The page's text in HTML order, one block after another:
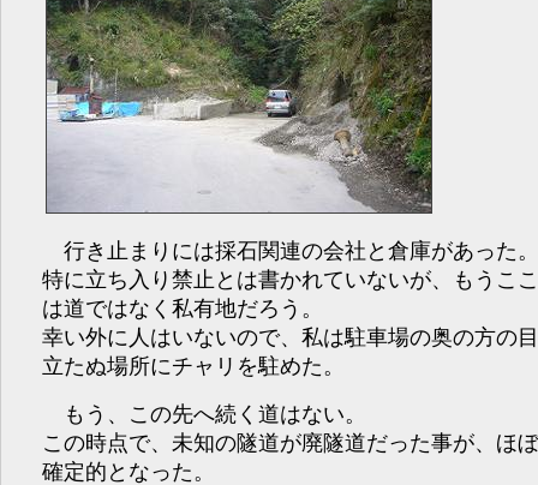
行き止まりには採石関連の会社と倉庫があった
特に立ち入り禁止とは書かれていないが、もうこ
は道ではなく私有地だろう。
幸い外に人はいないので、私は駐車場の奥の方の
立たぬ場所にチャリを駐めた。
もう、この先へ続く道はない。
この時点で、未知の隧道が廃隧道だった事が、ほ
確定的となった。